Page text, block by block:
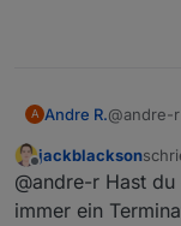
A Andre R.@andre-
Offline
jackblackson
@andre-r Hast
immer ein